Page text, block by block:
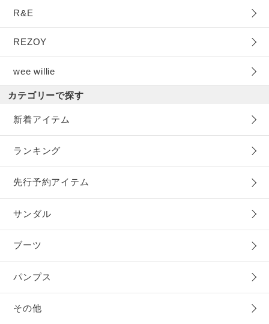
R&E
REZOY
wee willie
カテゴリーで探す
新着アイテム
ランキング
先行予約アイテム
サンダル
ブーツ
パンプス
その他